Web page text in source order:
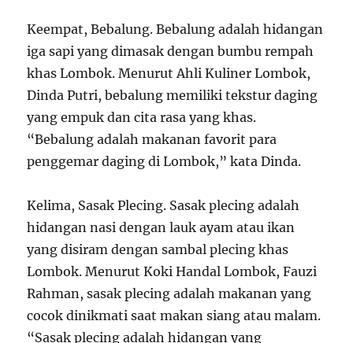
Keempat, Bebalung. Bebalung adalah hidangan
iga sapi yang dimasak dengan bumbu rempah
khas Lombok. Menurut Ahli Kuliner Lombok,
Dinda Putri, bebalung memiliki tekstur daging
yang empuk dan cita rasa yang khas.
“Bebalung adalah makanan favorit para
penggemar daging di Lombok,” kata Dinda.
Kelima, Sasak Plecing. Sasak plecing adalah
hidangan nasi dengan lauk ayam atau ikan
yang disiram dengan sambal plecing khas
Lombok. Menurut Koki Handal Lombok, Fauzi
Rahman, sasak plecing adalah makanan yang
cocok dinikmati saat makan siang atau malam.
“Sasak plecing adalah hidangan yang